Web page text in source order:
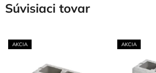
Súvisiaci tovar
AKCIA AKCIA